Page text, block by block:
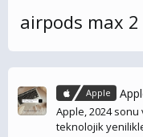
airpods max 2
Apple
Apple, 2024
teknolojik